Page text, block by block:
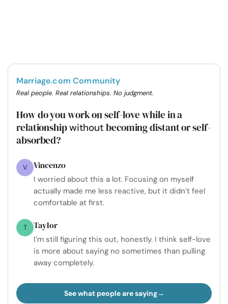
Marriage.com Community
Real people. Real relationships. No judgment.
How do you work on self-love while in a
relationshipwithout becoming distant or self-
absorbed?
V Vincenzo
I worried about this a lot. Focusing on myself
actually made me less reactive, but it didn’t feel
comfortable at first.
T Taylor
I’m still figuring this out, honestly. I think self-love
is more about saying no sometimes than pulling
away completely.
See what people are saying